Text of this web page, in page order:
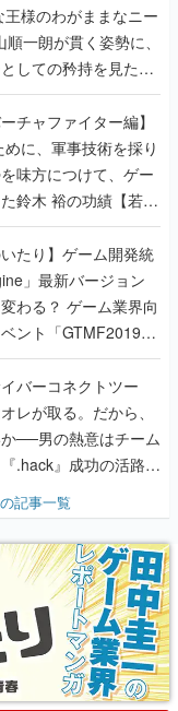
様のわがままなニー
一朗が貫く姿勢に、
しての矜持を見た
】
チャファイター編】
めに、軍事技術を採り
味方につけて、ゲー
鈴木 裕の功績【若ゲ
たり】ゲーム開発統
」最新バージョン
わる？ ゲーム業界向
ント「GTMF2019」
深めよう【PR】
バーコネクトツー
レが取る。だから、
──男の熱意はチーム
.hack』成功の活路を
った【若ゲのいた
の記事一覧